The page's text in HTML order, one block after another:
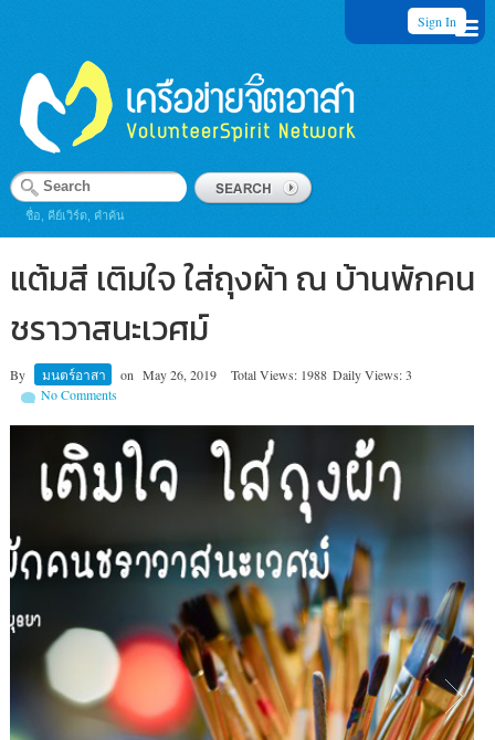
Sign In
ชื่อ, คีย์เวิร์ด, คำค้น
แต้มสี เติมใจ ใส่ถุงผ้า ณ บ้านพักคน
ชราวาสนะเวศม์
By มนตร์อาสา on May 26, 2019 Total Views: 1988 Daily Views: 3
No Comments